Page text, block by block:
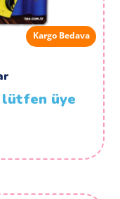
Kargo Bedava
lütfen üye